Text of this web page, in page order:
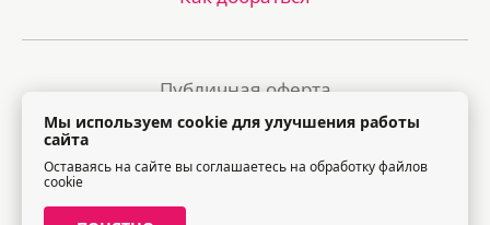
Публичная оферта
Политика обработки персональных данных
Правила посещения торгового центра
Мы используем cookie для улучшения работы
сайта
Оставаясь на сайте вы соглашаетесь на обработку файлов
cookie